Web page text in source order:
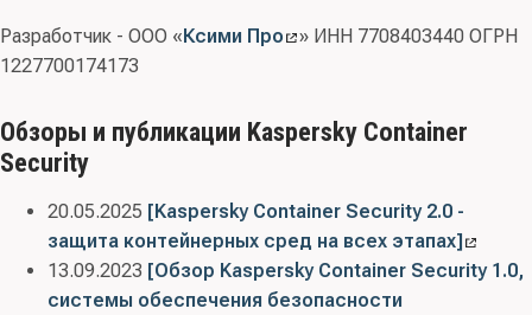
Разработчик - ООО «Ксими Про
» ИНН 7708403440 ОГРН
1227700174173
Обзоры и публикации Kaspersky Container
Security
20.05.2025 [Kaspersky Container Security 2.0 -
защита контейнерных сред на всех этапах]
13.09.2023 [Обзор Kaspersky Container Security 1.0,
системы обеспечения безопасности